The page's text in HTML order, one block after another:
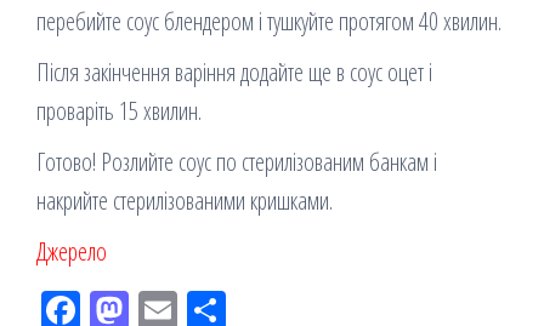
перебийте соус блендером і тушкуйте протягом 40 хвилин.
Після закінчення варіння додайте ще в соус оцет і
проваріть 15 хвилин.
Готово! Розлийте соус по стерилізованим банкам і
накрийте стерилізованими кришками.
Джерело
Fac M Em